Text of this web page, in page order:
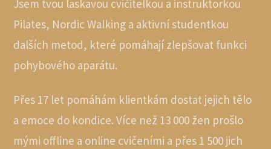
Jsem tvou laskavou cvičitelkou a instruktorkou
Pilates, Nordic Walking a aktivní studentkou
dalších metod, které pomáhají zlepšovat funkci
pohybového aparátu.
Přes 17 let pomáhám klientkám dostat jejich tělo
a emoce do kondice. Více než 13 000 žen prošlo
mými offline a online cvičeními a přes 1 500 jich